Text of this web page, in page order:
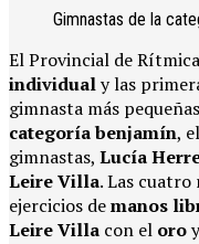
Gimnastas de la
El Provincial de
individualy las
gimnasta más
categoría benjamín,
gimnastas, Lucía
Leire Villa. Las
ejercicios demanos
Leire Villa con el oro